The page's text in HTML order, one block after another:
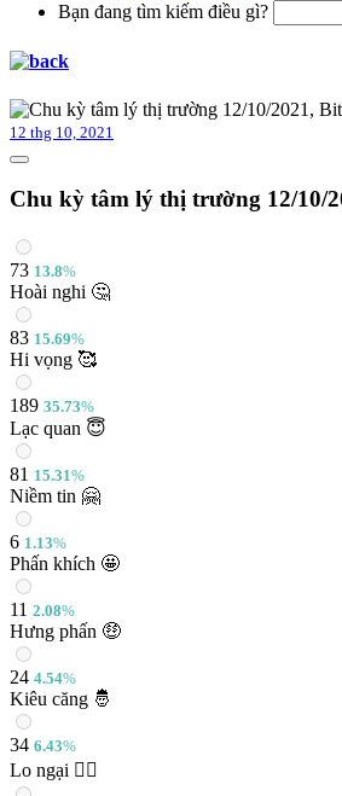
Bạn đang tìm kiếm điều gì?
12 thg 10, 2021
Chu kỳ tâm lý thị trường 12/10/
73 13.8%
Hoài nghi 🤔
83 15.69%
Hi vọng 🥰
189 35.73%
Lạc quan 😇
81 15.31%
Niềm tin 🤗
6 1.13%
Phấn khích 🤩
11 2.08%
Hưng phấn 🤑
24 4.54%
Kiêu căng 🤴
34 6.43%
Lo ngại 🙅‍♂️